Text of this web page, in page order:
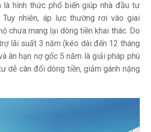
là hình thức phổ biến giúp nhà đầu tư
nhiên, áp lực thường rơi vào giai
chưa mang lại dòng tiền khai thác. Do
lãi suất 3 năm (kéo dài đến 12 tháng
ân hạn nợ gốc 5 năm là giải pháp phù
dễ cân đối dòng tiền, giảm gánh nặng